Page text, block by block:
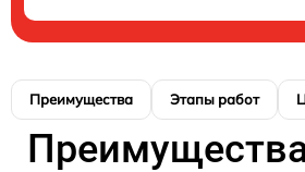
Преимущества Этапы работ